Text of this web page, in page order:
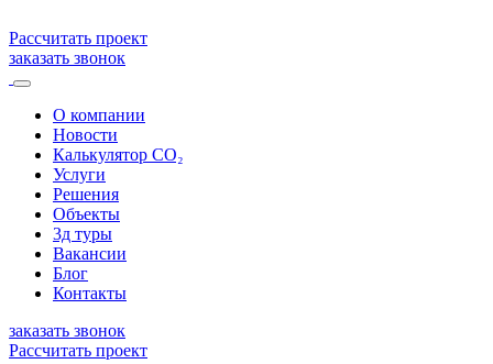
Рассчитать проект
заказать звонок
О компании
Новости
Калькулятор CO₂
Услуги
Решения
Объекты
3д туры
Вакансии
Блог
Контакты
заказать звонок
Рассчитать проект